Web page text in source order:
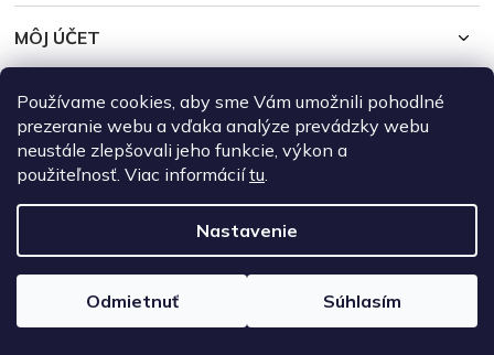
Používame cookies, aby sme Vám umožnili pohodlné
prezeranie webu a vďaka analýze prevádzky webu
neustále zlepšovali jeho funkcie, výkon a
použiteľnosť. Viac informáciítu.
Nastavenie
Odmietnuť Súhlasím
MÔJ ÚČET
Vytvoril Shoptet
Copyright 2026DroneRepublic.sk . Všetky práva vyhradené.Upraviť
nastavenie cookies